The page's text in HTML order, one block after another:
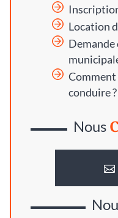
Location
Demande
Comment
conduire ?
Nous